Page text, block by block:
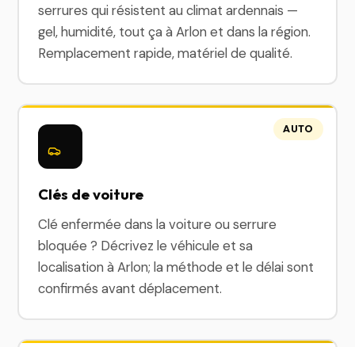
serrures qui résistent au climat ardennais —
gel, humidité, tout ça à Arlon et dans la région.
Remplacement rapide, matériel de qualité.
Clés de voiture
Clé enfermée dans la voiture ou serrure
bloquée ? Décrivez le véhicule et sa
localisation à Arlon; la méthode et le délai sont
confirmés avant déplacement.
AUTO